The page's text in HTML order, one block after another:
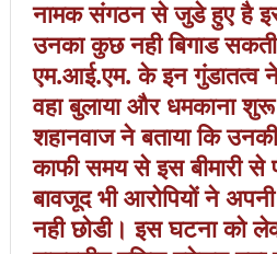
नामक संगठन से जुडे हुए है
उनका कुछ नही बिगाड
एम.आई.एम. के इन गुंडातत्व
वहा बुलाया और धमकाना
शहानवाज ने बताया कि
काफी समय से इस बीमारी से
बावजूद भी आरोपियों ने
नही छोडी। इस घटना को